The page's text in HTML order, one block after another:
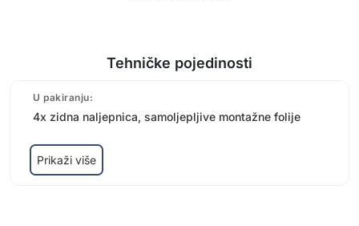
Tehničke pojedinosti
U pakiranju:
4x zidna naljepnica, samoljepljive montažne folije
Prikaži više